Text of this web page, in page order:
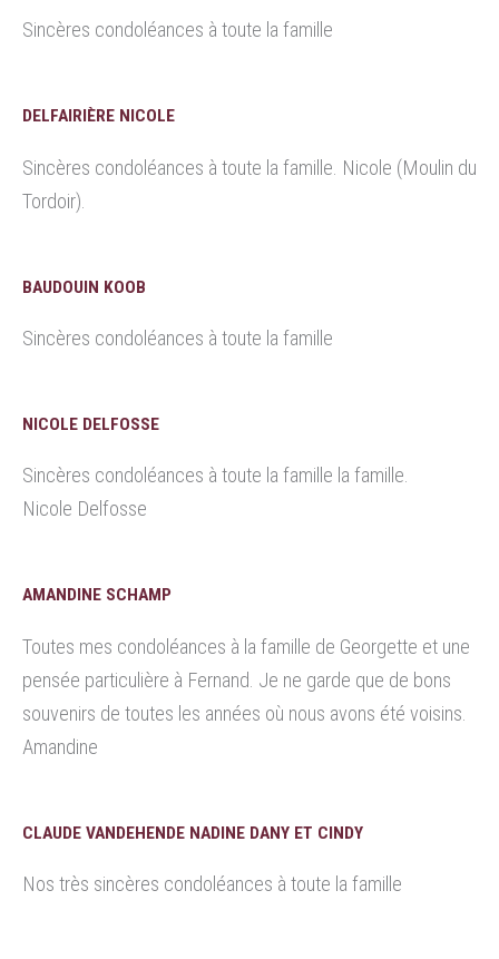
Sincères condoléances à toute la famille
DELFAIRIÈRE NICOLE
Sincères condoléances à toute la famille. Nicole (Moulin du
Tordoir).
BAUDOUIN KOOB
Sincères condoléances à toute la famille
NICOLE DELFOSSE
Sincères condoléances à toute la famille la famille.
Nicole Delfosse
AMANDINE SCHAMP
Toutes mes condoléances à la famille de Georgette et une
pensée particulière à Fernand. Je ne garde que de bons
souvenirs de toutes les années où nous avons été voisins.
Amandine
CLAUDE VANDEHENDE NADINE DANY ET CINDY
Nos très sincères condoléances à toute la famille